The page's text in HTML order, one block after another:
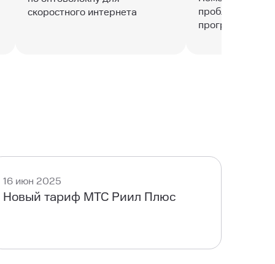
скоростного интернета
проблем с
программным
16 июн 2025
Новый тариф МТС Риил Плюс